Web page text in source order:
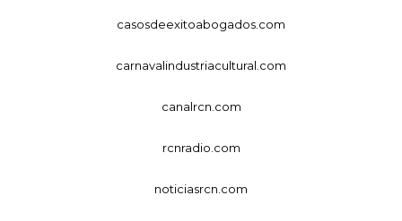
casosdeexitoabogados.com
carnavalindustriacultural.com
canalrcn.com
rcnradio.com
noticiasrcn.com